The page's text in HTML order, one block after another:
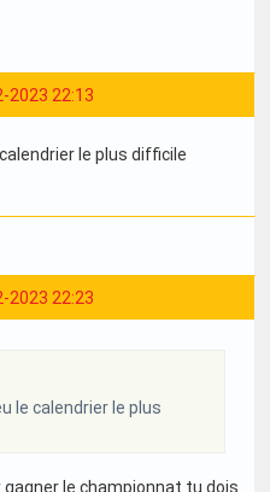
2023 22:13
le plus difficile
2023 22:23
le calendrier le plus
gagner le championnat tu dois